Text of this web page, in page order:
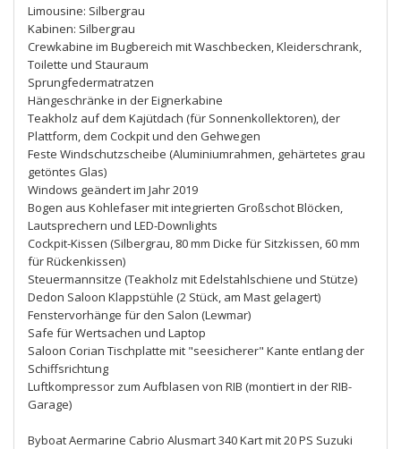
Limousine: Silbergrau
Kabinen: Silbergrau
Crewkabine im Bugbereich mit Waschbecken, Kleiderschrank,
Toilette und Stauraum
Sprungfedermatratzen
Hängeschränke in der Eignerkabine
Teakholz auf dem Kajütdach (für Sonnenkollektoren), der
Plattform, dem Cockpit und den Gehwegen
Feste Windschutzscheibe (Aluminiumrahmen, gehärtetes grau
getöntes Glas)
Windows geändert im Jahr 2019
Bogen aus Kohlefaser mit integrierten Großschot Blöcken,
Lautsprechern und LED-Downlights
Cockpit-Kissen (Silbergrau, 80 mm Dicke für Sitzkissen, 60 mm
für Rückenkissen)
Steuermannsitze (Teakholz mit Edelstahlschiene und Stütze)
Dedon Saloon Klappstühle (2 Stück, am Mast gelagert)
Fenstervorhänge für den Salon (Lewmar)
Safe für Wertsachen und Laptop
Saloon Corian Tischplatte mit "seesicherer" Kante entlang der
Schiffsrichtung
Luftkompressor zum Aufblasen von RIB (montiert in der RIB-
Garage)
Byboat Aermarine Cabrio Alusmart 340 Kart mit 20 PS Suzuki